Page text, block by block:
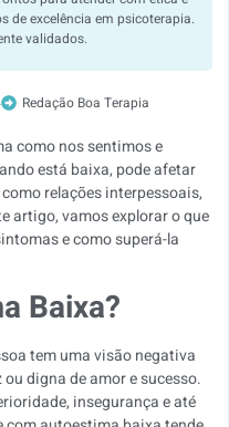
de excelência em psicoterapia.
validados.
Redação Boa Terapia
como nos sentimos e
está baixa, pode afetar
relações interpessoais,
artigo, vamos explorar o que
e como superá-la
Baixa?
tem uma visão negativa
digna de amor e sucesso.
insegurança e até